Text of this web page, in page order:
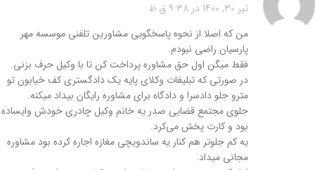
تیر 30, 1400 در 9:38 ق.ظ
من که اصلا از نحوه پاسخگویی مشاورین تلفنی موسسه مهر
پارسیان راضی نبودم.
فقط میگن اول حق مشاوره پرداخت کن تا با وکیل حرف بزنی.
در صورتی که تبلیغات وکلای پایه یک دادگستری کف خیابون تو
مترو جلو دادسرا و دادگاه برای مشاوره رایگان بیداد میکنه.
جلوی مجتمع قضایی صدر یه خانم وکیل چادری خودش وایساده
بود و کارت پخش می‌کرد.
یه کم جلوتر هم کنار یه ساندویچی مغازه اجاره کرده بود مشاوره
مجانی میداد.